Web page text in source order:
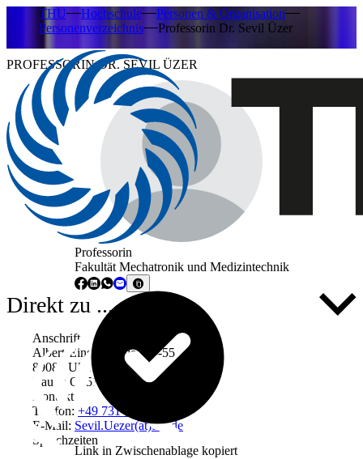
THU Hochschule
Personen & Organisation
Personenverzeichnis
Professorin Dr. Sevil Üzer
PROFESSORIN DR. SEVIL ÜZER
Professorin
Fakultät Mechatronik und Medizintechnik
Link in Zwischenablage kopiert
Direkt zu ...
Anschrift
Albert-Einstein-Allee 53-55
89081 Ulm
Raum: Q251
Kontakt
Telefon: +49 731 96537-471
E-Mail: Sevil.Uezer(at)thu.de
Sprechzeiten